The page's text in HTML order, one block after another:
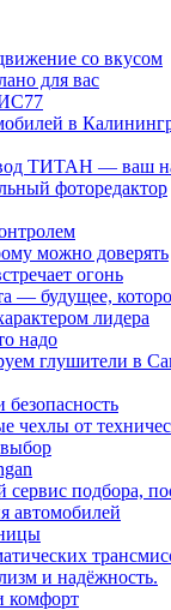
со вкусом
для вас
в
ТИТАН — ваш
фоторедактор
можно доверять
огонь
— будущее,
лидера
надо
глушители в
чехлы от
подбора,
автомобилей
и надёжность.
комфорт